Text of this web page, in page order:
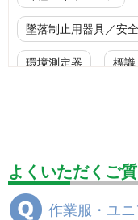
墜落制止用器具／安
環境測定器 標識
設備用品・作業補助
分煙対策機器
よくいただくご
作業服・ユ